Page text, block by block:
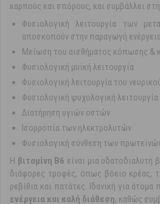
καρπούς και σπόρους, και συμβάλλει
Φυσιολογική λειτουργία των
αποσκοπούν στην παραγωγή
Μείωση του αισθήματος κόπωσης &
Φυσιολογική μυϊκή λειτουργία
Φυσιολογική λειτουργία του
Φυσιολογική ψυχολογική λειτουργία
Διατήρηση υγιών οστών
Ισορροπία των ηλεκτρολυτών
Φυσιολογική σύνθεση των
Η βιταμίνη Β6 είναι μια υδατοδιαλυτή
διάφορες τροφές, όπως βόειο κρέας,
ρεβίθια και πατάτες. Ιδανική για άτομα
ενέργεια και καλή διάθεση, καθώς